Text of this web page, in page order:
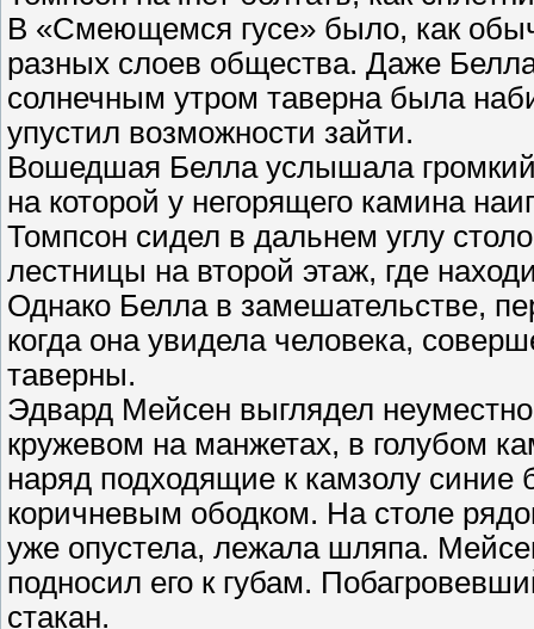
В «Смеющемся гусе» было, как
разных слоев общества. Даже
солнечным утром таверна была
упустил возможности зайти.
Вошедшая Белла услышала
на которой у негорящего камина
Томпсон сидел в дальнем углу
лестницы на второй этаж, где
Однако Белла в замешательстве,
когда она увидела человека,
таверны.
Эдвард Мейсен выглядел
кружевом на манжетах, в голубом
наряд подходящие к камзолу
коричневым ободком. На столе
уже опустела, лежала шляпа.
подносил его к губам.
стакан.